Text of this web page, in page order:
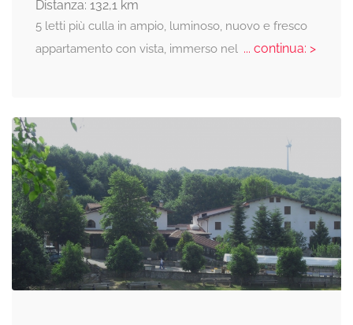
Distanza: 132,1 km
5 letti più culla in ampio, luminoso, nuovo e fresco
appartamento con vista, immerso nel... continua: >